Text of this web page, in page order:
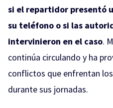
si el repartidor presentó
su teléfono o si las
intervinieron en el caso.
continúa circulando y ha
conflictos que enfrentan
durante sus jornadas.